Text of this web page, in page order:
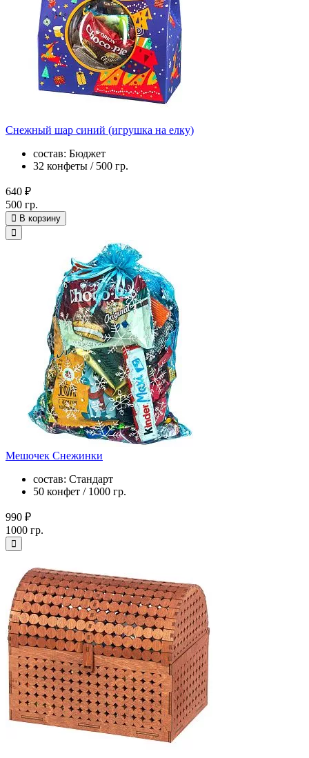
Снежный шар синий (игрушка на елку)
состав: Бюджет
32 конфеты / 500 гр.
640 ₽
500 гр.
В корзину
Мешочек Снежинки
состав: Стандарт
50 конфет / 1000 гр.
990 ₽
1000 гр.